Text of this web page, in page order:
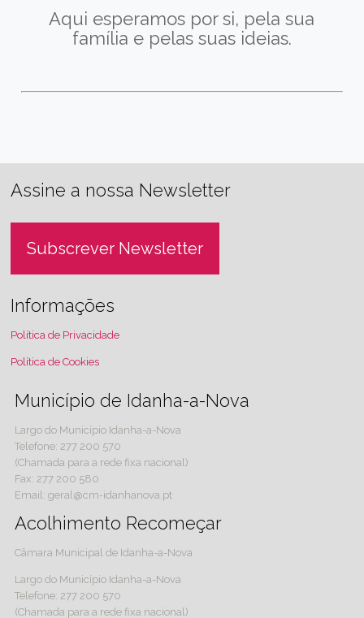
Aqui esperamos por si, pela sua
família e pelas suas ideias.
Assine a nossa Newsletter
Subscrever Newsletter
Informações
Política de Privacidade
Política de Cookies
Município de Idanha-a-Nova
Largo do Município Idanha-a-Nova
Telefone: 277 200 570
(Chamada para a rede fixa nacional)
Fax: 277 200 580
Email: geral@cm-idanhanova.pt
Acolhimento Recomeçar
Câmara Municipal de Idanha-a-Nova
Largo do Município Idanha-a-Nova
Telefone: 277 200 570
(Chamada para a rede fixa nacional)